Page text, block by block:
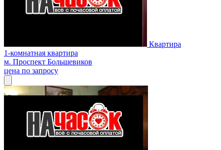
Квартира
1-комнатная квартира
м. Проспект Большевиков
цена по запросу